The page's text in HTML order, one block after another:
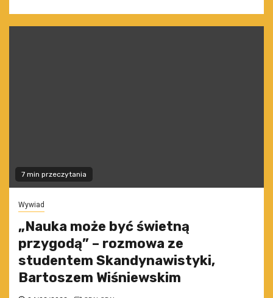
7 min przeczytania
Wywiad
„Nauka może być świetną
przygodą” – rozmowa ze
studentem Skandynawistyki,
Bartoszem Wiśniewskim